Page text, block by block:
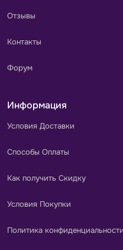
Отзывы
Контакты
Форум
Информация
Условия Доставки
Способы Оплаты
Как получить Скидку
Условия Покупки
Политика конфиденциальности